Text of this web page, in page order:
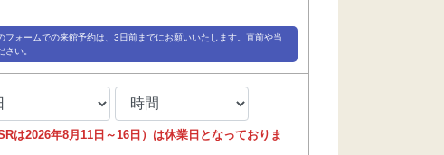
ォームでの来館予約は、3日前までにお願いいたします。直前や当
い。
は2026年8月11日～16日）は休業日となっておりま